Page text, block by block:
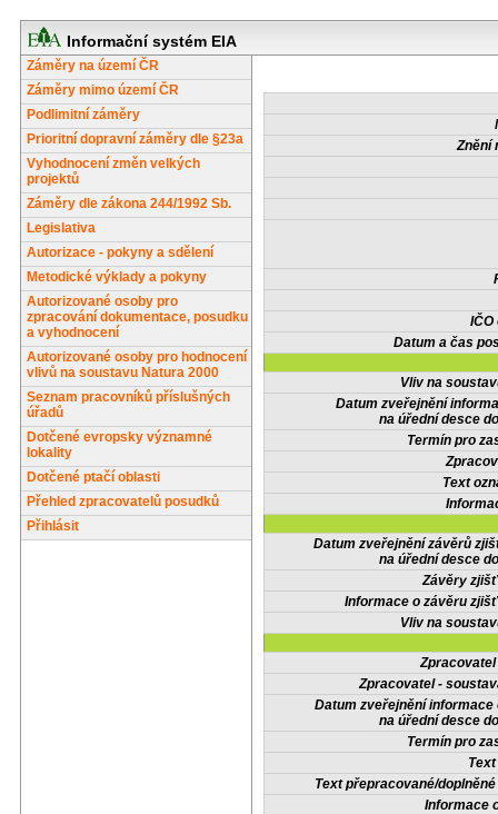
Informační systém EIA
Záměry na území ČR
Záměry mimo území ČR
Podlimitní záměry
Prioritní dopravní záměry dle §23a
Vyhodnocení změn velkých
projektů
Záměry dle zákona 244/1992 Sb.
Legislativa
Autorizace - pokyny a sdělení
Metodické výklady a pokyny
Autorizované osoby pro
zpracování dokumentace, posudku
a vyhodnocení
Autorizované osoby pro hodnocení
vlivů na soustavu Natura 2000
Seznam pracovníků příslušných
úřadů
Dotčené evropsky významné
lokality
Dotčené ptačí oblasti
Přehled zpracovatelů posudků
Přihlásit
Znění
IČO
Datum a čas
Vliv na
Datum zveřejnění
na úřední desce
Termín pro
Text
Datum zveřejnění závěrů
na úřední desce
Závěry
Informace o závěru
Vliv na
Zpracovatel -
Datum zveřejnění informace
na úřední desce
Termín pro
Text přepracované/
Informace